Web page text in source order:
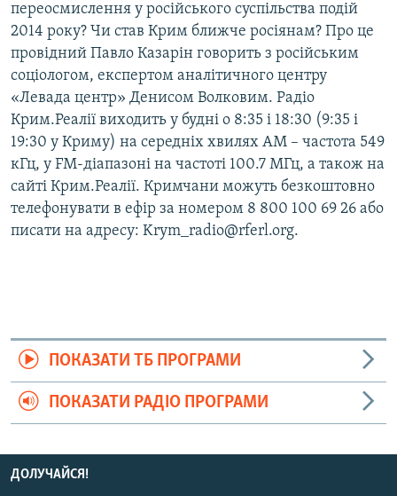
переосмислення у російського суспільства подій
2014 року? Чи став Крим ближче росіянам? Про це
провідний Павло Казарін говорить з російським
соціологом, експертом аналітичного центру
«Левада центр» Денисом Волковим. Радіо
Крим.Реалії виходить у будні о 8:35 і 18:30 (9:35 і
19:30 у Криму) на середніх хвилях АМ – частота 549
кГц, у FM-діапазоні на частоті 100.7 МГц, а також на
сайті Крим.Реалії. Кримчани можуть безкоштовно
телефонувати в ефір за номером 8 800 100 69 26 або
писати на адресу: Krym_radio@rferl.org.
ПОКАЗАТИ ТБ ПРОГРАМИ
ПОКАЗАТИ РАДІО ПРОГРАМИ
ДОЛУЧАЙСЯ!